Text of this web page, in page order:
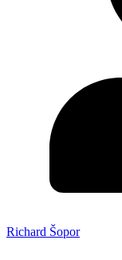
Richard Šopor